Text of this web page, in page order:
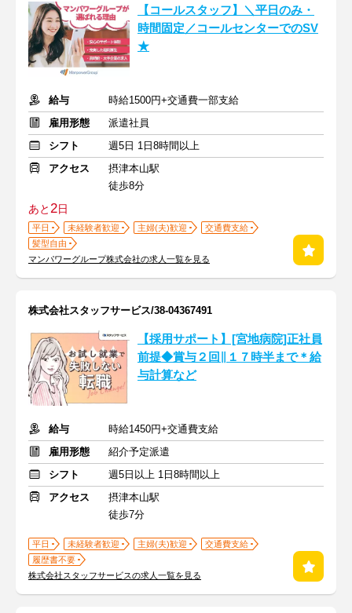
【コールスタッフ】＼平日のみ・
時間固定／コールセンターでのSV
★
給与
時給1500円+交通費一部支給
雇用形態
派遣社員
シフト
週5日 1日8時間以上
アクセス
摂津本山駅
徒歩8分
あと2日
平日 未経験者歓迎 主婦(夫)歓迎
交通費支給
髪型自由
マンパワーグループ株式会社の求人一覧を見る
株式会社スタッフサービス/38-04367491
【採用サポート】[宮地病院]正社員
前提◆賞与２回∥１７時半まで＊給
与計算など
給与
時給1450円+交通費支給
雇用形態
紹介予定派遣
シフト
週5日以上 1日8時間以上
アクセス
摂津本山駅
徒歩7分
平日 未経験者歓迎 主婦(夫)歓迎
交通費支給
履歴書不要
株式会社スタッフサービスの求人一覧を見る